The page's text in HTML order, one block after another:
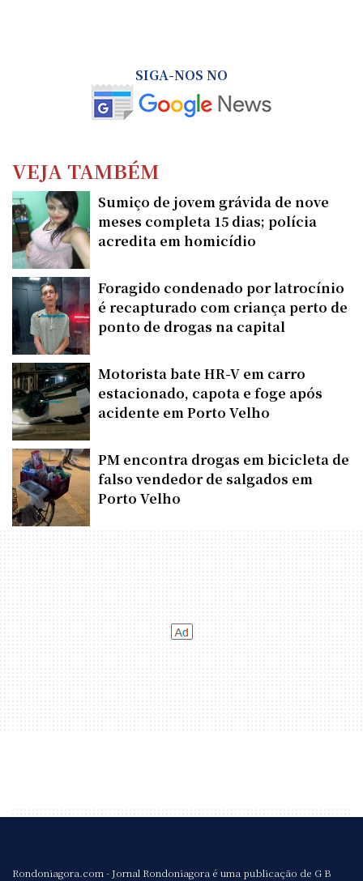
SIGA-NOS NO
VEJA TAMBÉM
Sumiço de jovem grávida de nove
meses completa 15 dias; polícia
acredita em homicídio
Foragido condenado por latrocínio
é recapturado com criança perto de
ponto de drogas na capital
Motorista bate HR-V em carro
estacionado, capota e foge após
acidente em Porto Velho
PM encontra drogas em bicicleta de
falso vendedor de salgados em
Porto Velho
Rondoniagora.com - Jornal Rondoniagora é uma publicação de G B